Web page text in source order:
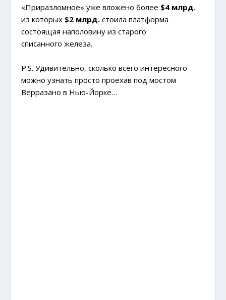
«Приразломное» уже вложено более $4 млрд.
из которых $2 млрд. стоила платформа
состоящая наполовину из старого
списанного железа.
P.S. Удивительно, сколько всего интересного
можно узнать просто проехав под мостом
Верразано в Нью-Йорке…